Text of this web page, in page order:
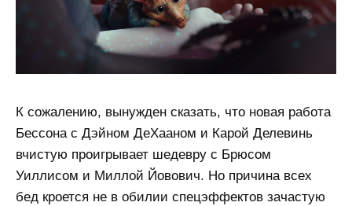
К сожалению, вынужден сказать, что новая работа
Бессона с Дэйном ДеХааном и Карой Делевинь
вчистую проигрывает шедевру с Брюсом
Уиллисом и Миллой Йовович. Но причина всех
бед кроется не в обилии спецэффектов зачастую